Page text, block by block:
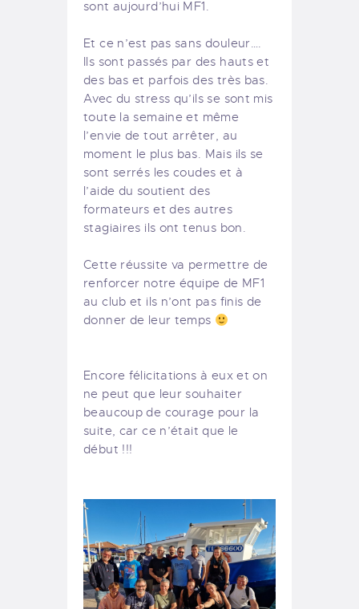
sont aujourd’hui MF1.
Et ce n’est pas sans douleur….
Ils sont passés par des hauts et
des bas et parfois des très bas.
Avec du stress qu’ils se sont mis
toute la semaine et même
l’envie de tout arrêter, au
moment le plus bas. Mais ils se
sont serrés les coudes et à
l’aide du soutient des
formateurs et des autres
stagiaires ils ont tenus bon.
Cette réussite va permettre de
renforcer notre équipe de MF1
au club et ils n’ont pas finis de
donner de leur temps
Encore félicitations à eux et on
ne peut que leur souhaiter
beaucoup de courage pour la
suite, car ce n’était que le
début !!!